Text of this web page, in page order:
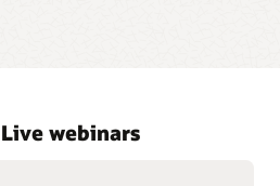
webinars